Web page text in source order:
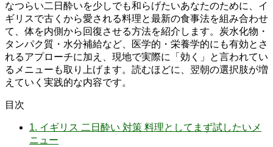
なつらい二日酔いを少しでも和らげたいあなたのために、イ
ギリスで古くから愛される料理と最新の食事法を組み合わせ
て、体を内側から回復させる方法を紹介します。炭水化物・
タンパク質・水分補給など、医学的・栄養学的にも有効とさ
れるアプローチに加え、現地で実際に「効く」と言われてい
るメニューも取り上げます。読むほどに、翌朝の選択肢が増
えていく実践的な内容です。
目次
1. イギリス 二日酔い 対策 料理としてまず試したいメ
ニュー